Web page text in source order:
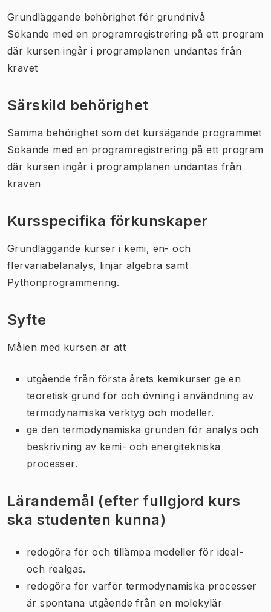
Grundläggande behörighet för grundnivå
Sökande med en programregistrering på ett program
där kursen ingår i programplanen undantas från
kravet
Särskild behörighet
Samma behörighet som det kursägande programmet
Sökande med en programregistrering på ett program
där kursen ingår i programplanen undantas från
kraven
Kursspecifika förkunskaper
Grundläggande kurser i kemi, en- och
flervariabelanalys, linjär algebra samt
Pythonprogrammering.
Syfte
Målen med kursen är att
utgående från första årets kemikurser ge en
teoretisk grund för och övning i användning av
termodynamiska verktyg och modeller.
ge den termodynamiska grunden för analys och
beskrivning av kemi- och energitekniska
processer.
Lärandemål (efter fullgjord kurs
ska studenten kunna)
redogöra för och tillämpa modeller för ideal-
och realgas.
redogöra för varför termodynamiska processer
är spontana utgående från en molekylär